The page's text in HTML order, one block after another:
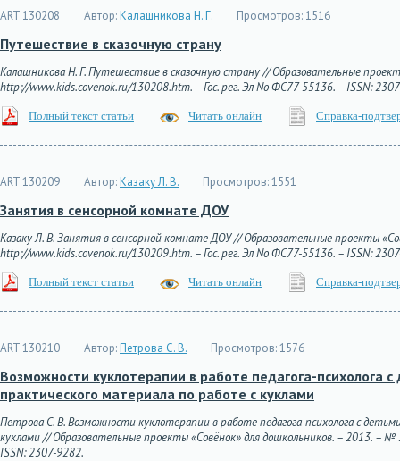
ART 130208 Автор:Калашникова Н. Г. Просмотров:1516
Путешествие в сказочную страну
Калашникова Н. Г. Путешествие в сказочную страну // Образовательные
http://www.kids.covenok.ru/130208.htm. – Гос. рег. Эл No ФС77-55136. – ISSN:
Полный текст статьи Читать онлайн Справка-
ART 130209 Автор:Казаку Л. В. Просмотров:1551
Занятия в сенсорной комнате ДОУ
Казаку Л. В. Занятия в сенсорной комнате ДОУ // Образовательные проекты
http://www.kids.covenok.ru/130209.htm. – Гос. рег. Эл No ФС77-55136. – ISSN:
Полный текст статьи Читать онлайн Справка-
ART 130210 Автор:Петрова С. В. Просмотров:1576
Возможности куклотерапии в работе педагога-психолога
практического материала по работе с куклами
Петрова С. В. Возможности куклотерапии в работе педагога-психолога с
куклами // Образовательные проекты «Совёнок» для дошкольников. – 2013. –
ISSN: 2307-9282.